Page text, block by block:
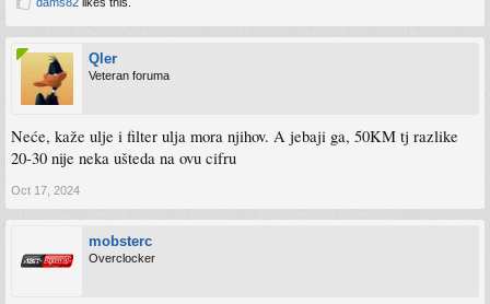
Qler
Veteran foruma
Neće, kaže ulje i filter ulja mora njihov. A jebaji ga, 50KM tj razlike
20-30 nije neka ušteda na ovu cifru
Oct 17, 2024
mobsterc
Overclocker